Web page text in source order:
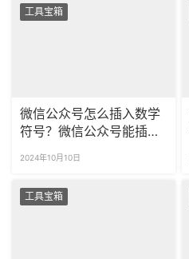
工具宝箱
微信公众号怎么插入数学
符号？微信公众号能插入
2024年10月10日
工具宝箱